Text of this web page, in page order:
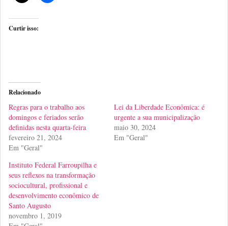
Curtir isso:
Relacionado
Regras para o trabalho aos
domingos e feriados serão
definidas nesta quarta-feira
fevereiro 21, 2024
Em "Geral"
Lei da Liberdade Econômica: é
urgente a sua municipalização
maio 30, 2024
Em "Geral"
Instituto Federal Farroupilha e
seus reflexos na transformação
sociocultural, profissional e
desenvolvimento econômico de
Santo Augusto
novembro 1, 2019